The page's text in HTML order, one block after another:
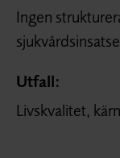
Ingen
Utfall:
Livskvalitet,